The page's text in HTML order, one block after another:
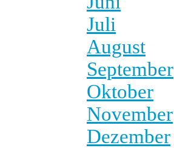
Juli
August
September
Oktober
November
Dezember